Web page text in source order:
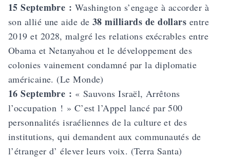
15 Septembre : Washington s’engage à accorder à
son allié une aide de 38 milliards de dollars entre
2019 et 2028, malgré les relations exécrables entre
Obama et Netanyahou et le développement des
colonies vainement condamné par la diplomatie
américaine. (Le Monde)
16 Septembre : « Sauvons Israël, Arrêtons
l’occupation ! » C’est l’Appel lancé par 500
personnalités israéliennes de la culture et des
institutions, qui demandent aux communautés de
l’étranger d’ élever leurs voix. (Terra Santa)